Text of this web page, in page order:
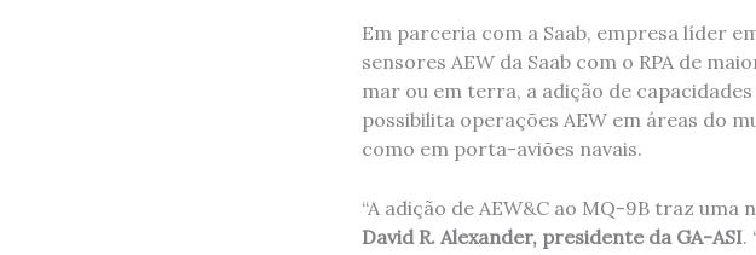
Em parceria com a Saab, empresa líder
sensores AEW da Saab com o RPA de
mar ou em terra, a adição de
possibilita operações AEW em áreas do
como em porta-aviões navais.
“A adição de AEW&C ao MQ-9B traz
David R. Alexander, presidente da GA-ASI.